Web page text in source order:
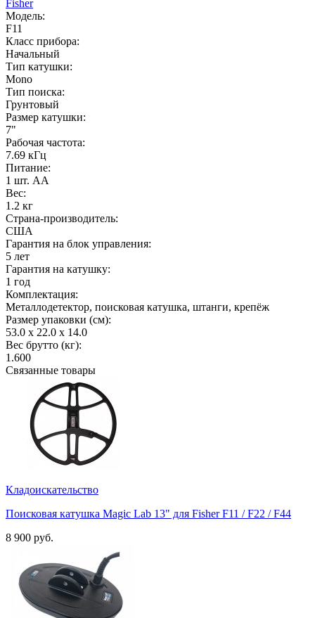
Fisher
Модель:
F11
Класс прибора:
Начальный
Тип катушки:
Mono
Тип поиска:
Грунтовый
Размер катушки:
7"
Рабочая частота:
7.69 кГц
Питание:
1 шт. AA
Вес:
1.2 кг
Страна-производитель:
США
Гарантия на блок управления:
5 лет
Гарантия на катушку:
1 год
Комплектация:
Металлодетектор, поисковая катушка, штанги, крепёж
Размер упаковки (см):
53.0 x 22.0 x 14.0
Вес брутто (кг):
1.600
Связанные товары
Кладоискательство
Поисковая катушка Magic Lab 13" для Fisher F11 / F22 / F44
8 900 руб.